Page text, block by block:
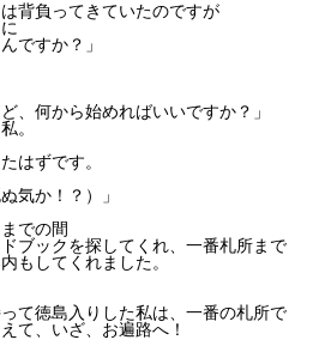
背負ってきていたのですが
ですか？」
、何から始めればいいですか？」
。
はずです。
気か！？）」
での間
ブックを探してくれ、一番札所まで
もしてくれました。
て徳島入りした私は、一番の札所で
て、いざ、お遍路へ！